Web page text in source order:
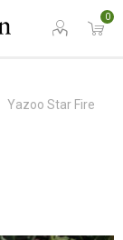
0
Yazoo Star Fire